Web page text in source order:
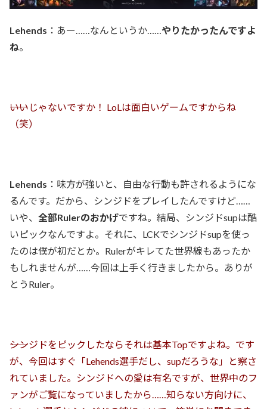
Lehends ：あー……なんというか……やりたかったんですよ
ね。
――いいじゃないですか！ LoLは面白いゲームですからね
（笑）
Lehends ：味方が強いと、自由な行動も許されるようにな
るんです。だから、シンジドをプレイしたんですけど……
いや、 全部Rulerのおかげですね。結局、シンジドsupは酷
いピックなんですよ。それに、LCKでシンジドsupを使っ
たのは僕が初だとか。Rulerがキレてた世界線もあったか
もしれませんが……今回は上手く行きましたから。ありが
とうRuler。
――シンジドをピックしたならそれは基本Topですよね。です
が、今回はすぐ「Lehends選手だし、supだろうな」と察さ
れていました。シンジドへの愛は有名ですが、世界中のフ
ァンがご覧になっていましたから……知らない方向けに、